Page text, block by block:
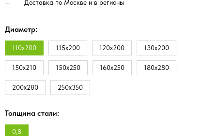
Доставка по Москве и в регионы
Диаметр:
110х200 115х200 120х200 130х200
150х210 150х250 160х250 180х280
200х280 250х350
Толщина стали:
0,8